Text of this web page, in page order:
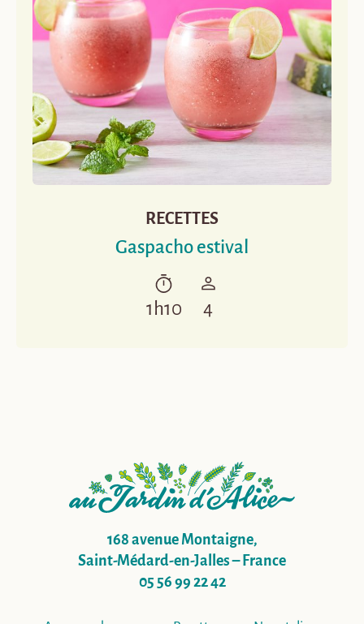
RECETTES
Gaspacho estival
1h10 4
168 avenue Montaigne,
Saint-Médard-en-Jalles – France
05 56 99 22 42